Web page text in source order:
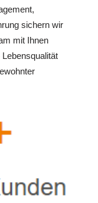
sichern wir
mit Ihnen